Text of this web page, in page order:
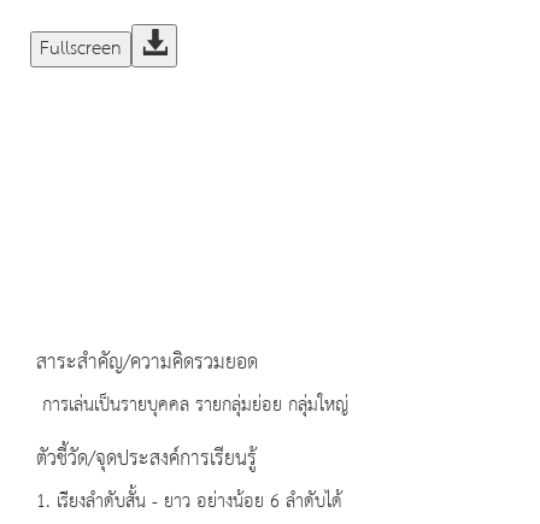
Fullscreen
สาระสำคัญ/ความคิดรวมยอด
การเล่นเป็นรายบุคคล รายกลุ่มย่อย กลุ่มใหญ่
ตัวชี้วัด/จุดประสงค์การเรียนรู้
1. เรียงลำดับสั้น - ยาว อย่างน้อย 6 ลำดับได้